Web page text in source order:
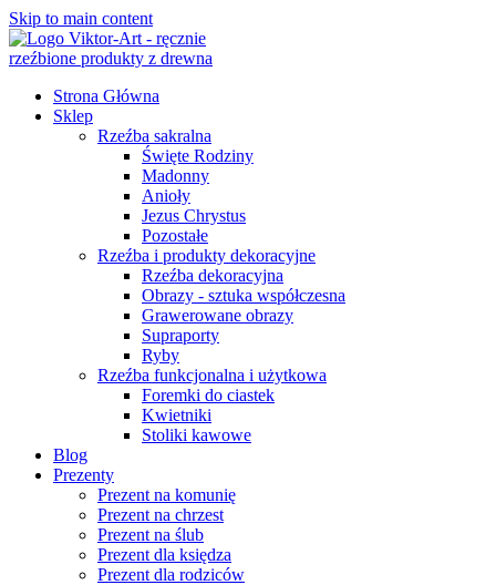
Skip to main content
Strona Główna
Sklep
Rzeźba sakralna
Święte Rodziny
Madonny
Anioły
Jezus Chrystus
Pozostałe
Rzeźba i produkty dekoracyjne
Rzeźba dekoracyjna
Obrazy - sztuka współczesna
Grawerowane obrazy
Supraporty
Ryby
Rzeźba funkcjonalna i użytkowa
Foremki do ciastek
Kwietniki
Stoliki kawowe
Blog
Prezenty
Prezent na komunię
Prezent na chrzest
Prezent na ślub
Prezent dla księdza
Prezent dla rodziców